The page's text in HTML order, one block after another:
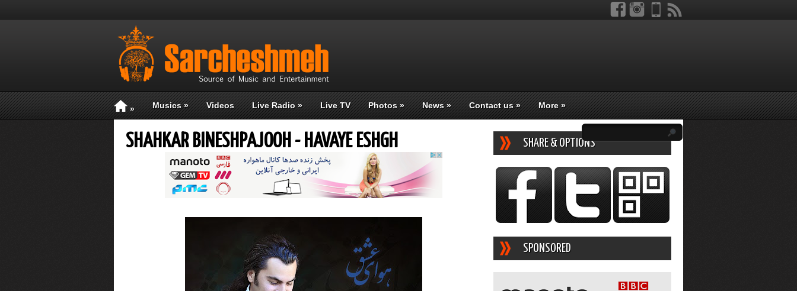
» Musics» Videos Live Radio» Live TV Photos» News» Contact us» More»
SHAHKAR BINESHPAJOOH - HAVAYE ESHGH SHARE & OPTIONS
SPONSORED